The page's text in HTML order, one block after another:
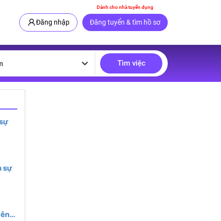
Dành cho nhà tuyển dụng
Đăng nhập Đăng tuyển & tìm hồ sơ
Tìm việc
sự